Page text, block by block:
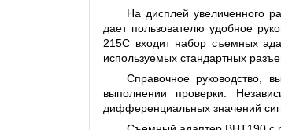
На дисплей увеличенного
дает пользователю удобное
215C входит набор съемных
используемых стандартных
Справочное руководство,
выполнении проверки.
дифференциальных значений